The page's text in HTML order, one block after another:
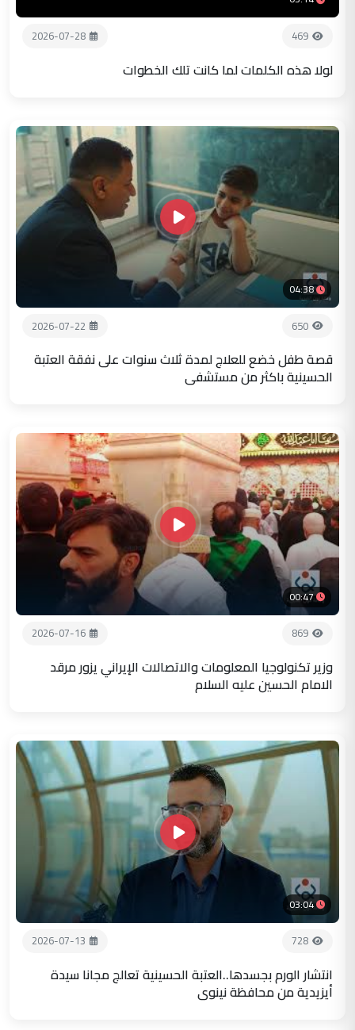
469
2026-07-28
لولا هذه الكلمات لما كانت تلك الخطوات
04:38
650
2026-07-22
قصة طفل خضع للعلاج لمدة ثلاث سنوات على نفقة العتبة
الحسينية باكثر من مستشفى
00:47
869
2026-07-16
وزير تكنولوجيا المعلومات والاتصالات الإيراني يزور مرقد
الامام الحسين عليه السلام
03:04
728
2026-07-13
انتشار الورم بجسدها..العتبة الحسينية تعالج مجانا سيدة
أيزيدية من محافظة نينوى